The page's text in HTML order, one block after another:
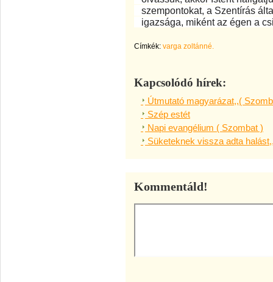
szempontokat, a Szentírás
igazsága, miként az égen a
Címkék: varga zoltánné.
Kapcsolódó hírek:
Útmutató magyarázat,,(
Szép estét
Napi evangélium ( Szombat )
Süketeknek vissza adta
Kommentáld!